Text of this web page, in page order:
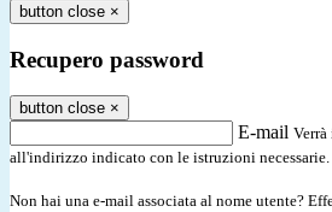
button close ×
Recupero password
button close ×
E-mail
all'indirizzo indicato con le istruzioni necessarie.
Non hai una e-mail associata al nome utente?